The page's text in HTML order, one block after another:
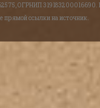
ОГРНИП 319183200016690.
прямой ссылки на источник.